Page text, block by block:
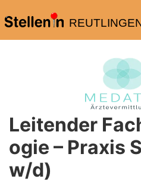
Leitender
ogie – Praxis
w/d)